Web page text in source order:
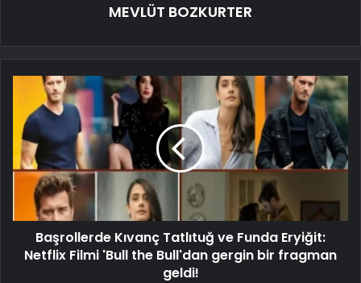
MEVLÜT BOZKURTER
Başrollerde Kıvanç Tatlıtuğ ve Funda Eryiğit:
Netflix Filmi 'Bull the Bull'dan gergin bir fragman
geldi!